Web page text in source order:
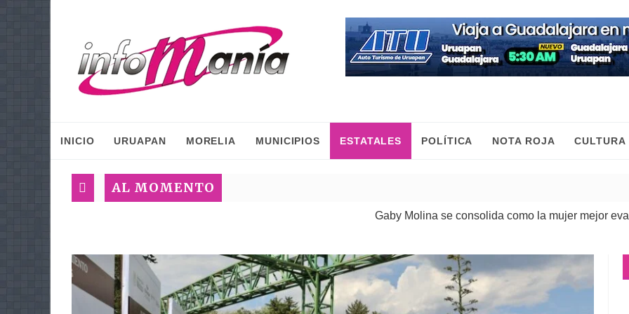
INICIO URUAPAN MORELIA MUNICIPIOS ESTATALES POLÍTICA NOTA ROJA CULTURA
AL MOMENTO
Gaby Molina se consolida como la mujer mejor evaluada de